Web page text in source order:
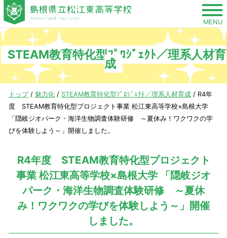
このページの本文へ
MENU
STEAM教育特化型ﾌﾟﾛｼﾞｪｸﾄ／理系人材育
成
現
在
の
位
トップ/ 魅力化 / STEAM教育特化型ﾌﾟﾛｼﾞｪｸﾄ／理系人材育成 / R4年
度 STEAM教育特化型プロジェクト事業 松江東高等学校×島根大学
「隠岐ジオパーク・海洋生物調査体験研修 ～夏休み！ワクワクの学
びを体験しよう～」開催しました。
R4年度 STEAM教育特化型プロジェクト
事業 松江東高等学校×島根大学 「隠岐ジオ
パーク・海洋生物調査体験研修 ～夏休
み！ワクワクの学びを体験しよう～」開催
しました。